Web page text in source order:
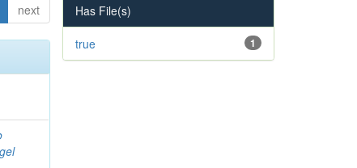
next Has File(s)
1
true